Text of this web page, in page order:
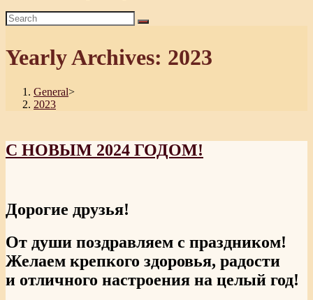
Yearly Archives: 2023
General>
2023
С НОВЫМ 2024 ГОДОМ!
Дорогие друзья!
От души поздравляем с праздником!
Желаем крепкого здоровья, радости
и отличного настроения на целый год!